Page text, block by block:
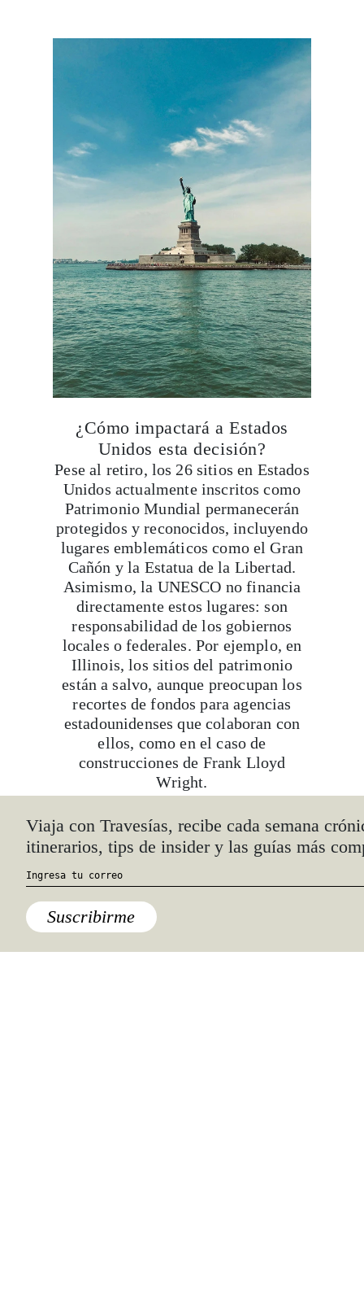
¿Cómo impactará a Estados
Unidos esta decisión?
Pese al retiro, los 26 sitios en Estados
Unidos actualmente inscritos como
Patrimonio Mundial permanecerán
protegidos y reconocidos, incluyendo
lugares emblemáticos como el Gran
Cañón y la Estatua de la Libertad.
Asimismo, la UNESCO no financia
directamente estos lugares: son
responsabilidad de los gobiernos
locales o federales. Por ejemplo, en
Illinois, los sitios del patrimonio
están a salvo, aunque preocupan los
recortes de fondos para agencias
estadounidenses que colaboran con
ellos, como en el caso de
construcciones de Frank Lloyd
Wright.
El marco jurídico que preserva estos
patrimonioses laConvención del
Unidos ha permanecido inscrito desde
1973, incluso durante periodos en los
que no fue parte de la UNESCO. Esta
Viaja con Travesías, recibe cada semana
itinerarios, tips de insider y las guías más
Suscribirme